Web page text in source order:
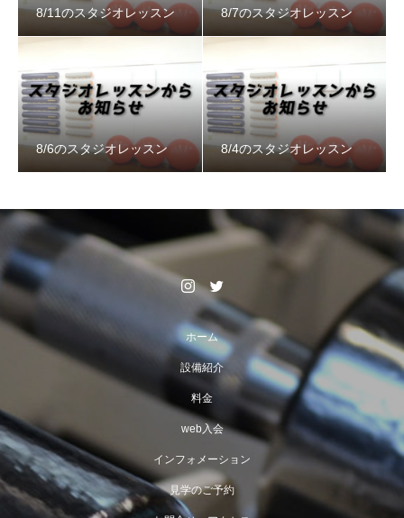
8/11のスタジオレッスン 8/7のスタジオレッスン
8/6のスタジオレッスン 8/4のスタジオレッスン
ホーム
設備紹介
料金
web入会
インフォメーション
見学のご予約